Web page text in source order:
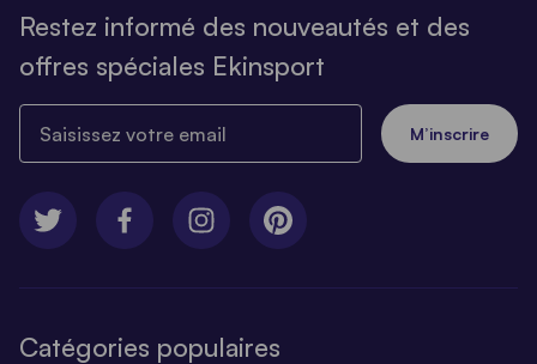
Restez informé des nouveautés et des
offres spéciales Ekinsport
M’inscrire
Catégories populaires